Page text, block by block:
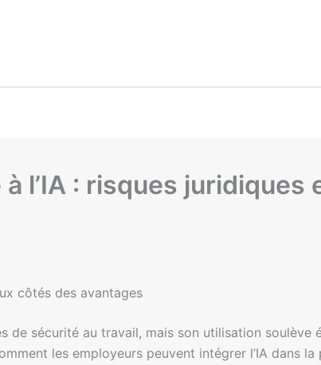
l’IA : risques juridiques
côtés des avantages
de sécurité au travail, mais son utilisation soulève
les employeurs peuvent intégrer l’IA dans la